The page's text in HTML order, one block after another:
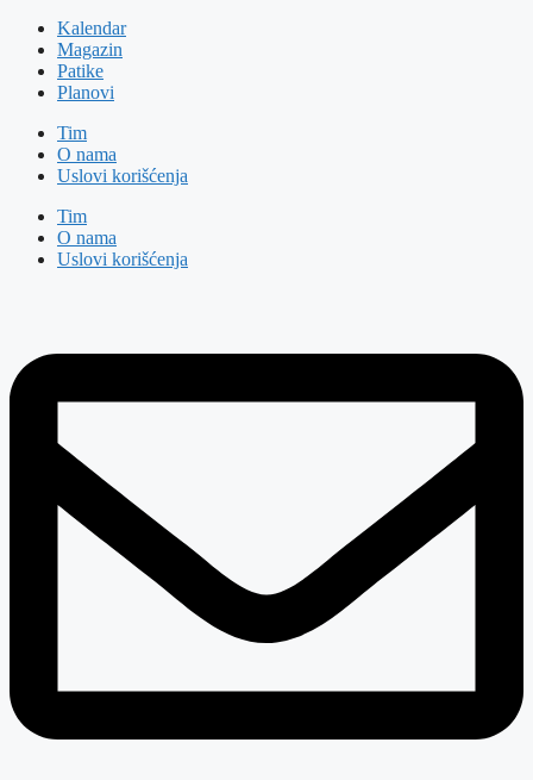
Kalendar
Magazin
Patike
Planovi
Tim
O nama
Uslovi korišćenja
Tim
O nama
Uslovi korišćenja